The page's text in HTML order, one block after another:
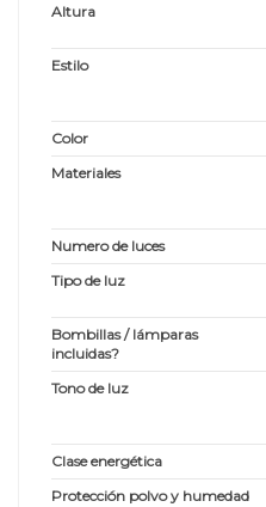
Altura
Estilo
Color
Materiales
Numero de luces
Tipo de luz
Bombillas / lámparas
incluidas?
Tono de luz
Clase energética
Protección polvo y humedad